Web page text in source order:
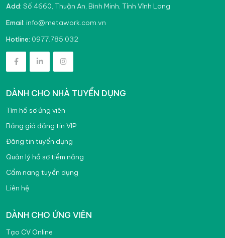
Add: Số 4660, Thuận An, Bình Minh, Tỉnh Vĩnh Long
Email: info@metawork.com.vn
Hotline: 0977.785.032
DÀNH CHO NHÀ TUYỂN DỤNG
Tìm hồ sơ ứng viên
Bảng giá đăng tin VIP
Đăng tin tuyển dụng
Quản lý hồ sơ tiềm năng
Cẩm nang tuyển dụng
Liên hệ
DÀNH CHO ỨNG VIÊN
Tạo CV Online